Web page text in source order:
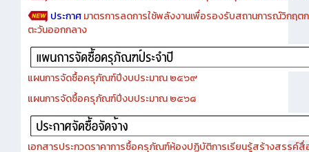
ประกาศผลการคัดเลือกนักเรียนเพื่อรับทุนกองทุนเพื่อความเสมอ
ประกาศมาตรการลดการใช้พลังงานเพื่อรองรับสถานการณ์วิกฤ
ตะวันออกกลาง
แผนการจัดซื้อครุภัณฑ์ปีงบประมาณ ๒๕๖๙
แผนการจัดซื้อครุภัณฑ์ปีงบประมาณ ๒๕๖๘